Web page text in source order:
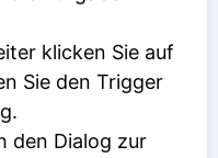
klicken Sie auf
Sie den Trigger
den Dialog zur